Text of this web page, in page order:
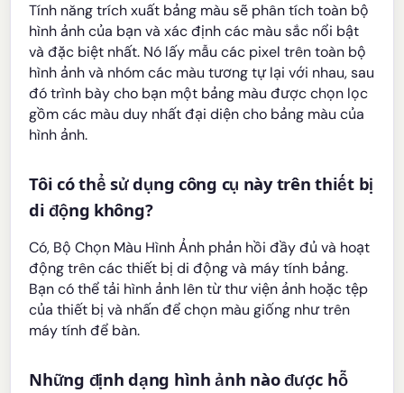
Tính năng trích xuất bảng màu sẽ phân tích toàn bộ
hình ảnh của bạn và xác định các màu sắc nổi bật
và đặc biệt nhất. Nó lấy mẫu các pixel trên toàn bộ
hình ảnh và nhóm các màu tương tự lại với nhau, sau
đó trình bày cho bạn một bảng màu được chọn lọc
gồm các màu duy nhất đại diện cho bảng màu của
hình ảnh.
Tôi có thể sử dụng công cụ này trên thiết bị
di động không?
Có, Bộ Chọn Màu Hình Ảnh phản hồi đầy đủ và hoạt
động trên các thiết bị di động và máy tính bảng.
Bạn có thể tải hình ảnh lên từ thư viện ảnh hoặc tệp
của thiết bị và nhấn để chọn màu giống như trên
máy tính để bàn.
Những định dạng hình ảnh nào được hỗ